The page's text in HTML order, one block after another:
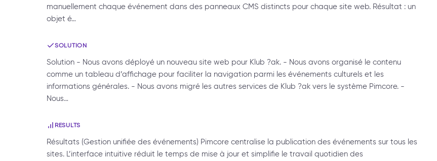
manuellement chaque événement dans des panneaux CMS distincts pour chaque site web. Résultat : un
objet é…
SOLUTION
Solution - Nous avons déployé un nouveau site web pour Klub ?ak. - Nous avons organisé le contenu
comme un tableau d’affichage pour faciliter la navigation parmi les événements culturels et les
informations générales. - Nous avons migré les autres services de Klub ?ak vers le système Pimcore. -
Nous…
RESULTS
Résultats (Gestion unifiée des événements) Pimcore centralise la publication des événements sur tous les
sites. L’interface intuitive réduit le temps de mise à jour et simplifie le travail quotidien des